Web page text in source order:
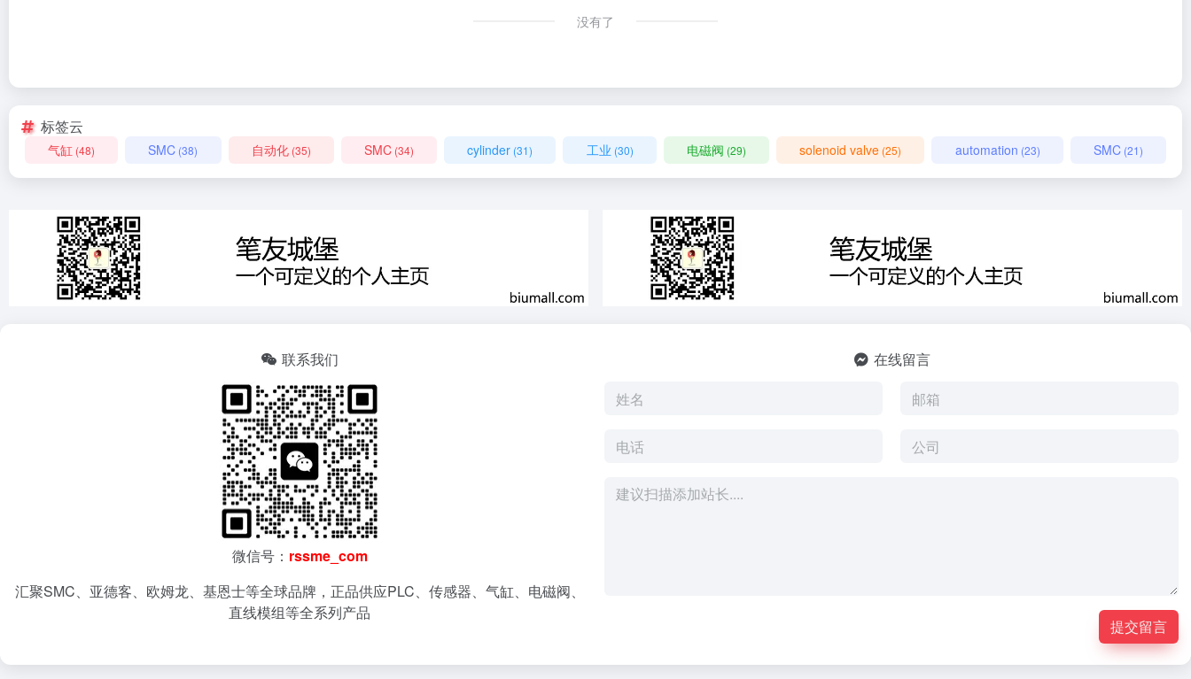
没有了
标签云
气缸 (48) SMC (38) 自动化(35) SMC (34) cylinder (31) 工业 (30) 电磁阀 (29) solenoid valve (25) automation (23) SMC(21)
联系我们
微信号： rssme_com
汇聚SMC、亚德客、欧姆龙、基恩士等全球品牌，正品供应PLC、传感器、气缸、电磁阀、
直线模组等全系列产品
在线留言
提交留言